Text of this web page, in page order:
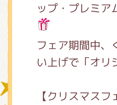
ップ・プレミ
フェア期間中
い上げで「オリ
【クリスマスフ
グッズインフ